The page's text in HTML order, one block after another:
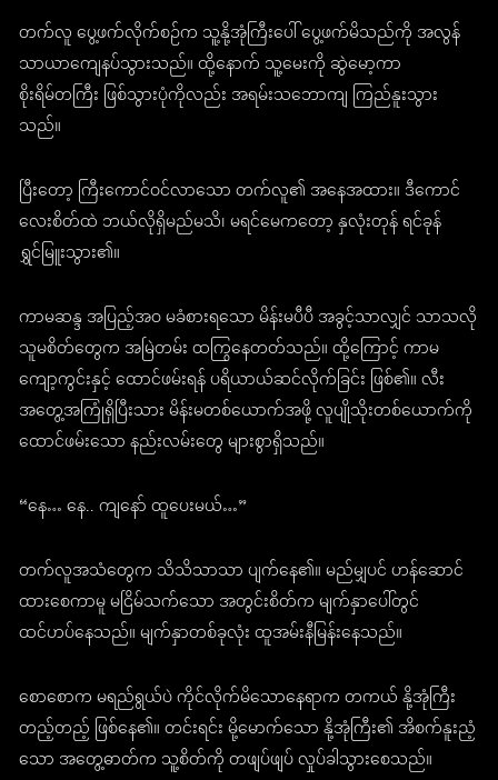
တက်လူ ပွေ့ဖက်လိုက်စဉ်က သူ့နို့အုံကြီးပေါ် ပွေ့ဖက်မိသည်ကို အလွန်
သာယာကျေနပ်သွားသည်။ ထို့နောက် သူ့မေးကို ဆွဲမော့ကာ
စိုးရိမ်တကြီး ဖြစ်သွားပုံကိုလည်း အရမ်းသဘောကျ ကြည်နူးသွား
သည်။
ပြီးတော့ ကြီးကောင်ဝင်လာသော တက်လူ၏ အနေအထား။ ဒီကောင်
လေးစိတ်ထဲ ဘယ်လိုရှိမည်မသိ၊ မရင်မေကတော့ နှလုံးတုန် ရင်ခုန်
ရွှင်မြူးသွား၏။
ကာမဆန္ဒ အပြည့်အဝ မခံစားရသော မိန်းမပီပီ အခွင့်သာလျှင် သာသလို
သူမစိတ်တွေက အမြဲတမ်း ထကြွနေတတ်သည်။ ထို့ကြောင့် ကာမ
ကျော့ကွင်းနှင့် ထောင်ဖမ်းရန် ပရိယာယ်ဆင်လိုက်ခြင်း ဖြစ်၏။ လီး
အတွေ့အကြုံရှိပြီးသား မိန်းမတစ်ယောက်အဖို့ လူပျိုသိုးတစ်ယောက်ကို
ထောင်ဖမ်းသော နည်းလမ်းတွေ များစွာရှိသည်။
“နေ… နေ.. ကျနော် ထူပေးမယ်…”
တက်လူအသံတွေက သိသိသာသာ ပျက်နေ၏။ မည်မျှပင် ဟန်ဆောင်
ထားစေကာမူ မငြိမ်သက်သော အတွင်းစိတ်က မျက်နှာပေါ်တွင်
ထင်ဟပ်နေသည်။ မျက်နှာတစ်ခုလုံး ထူအမ်းနီမြန်းနေသည်။
စောစောက မရည်ရွယ်ပဲ ကိုင်လိုက်မိသောနေရာက တကယ် နို့အုံကြီး
တည့်တည့် ဖြစ်နေ၏။ တင်းရင်း မို့မောက်သော နို့အုံကြီး၏ အိစက်နူးညံ့
သော အတွေ့ဓာတ်က သူ့စိတ်ကို တဖျပ်ဖျပ် လှုပ်ခါသွားစေသည်။